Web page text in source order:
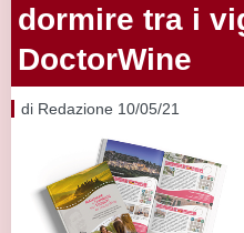
dormire tra i
DoctorWine
di Redazione 10/05/21